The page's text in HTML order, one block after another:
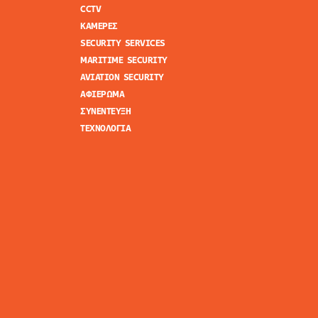
CCTV
ΚΑΜΕΡΕΣ
SECURITY SERVICES
MARITIME SECURITY
AVIATION SECURITY
ΑΦΙΕΡΩΜΑ
ΣΥΝΕΝΤΕΥΞΗ
ΤΕΧΝΟΛΟΓΙΑ